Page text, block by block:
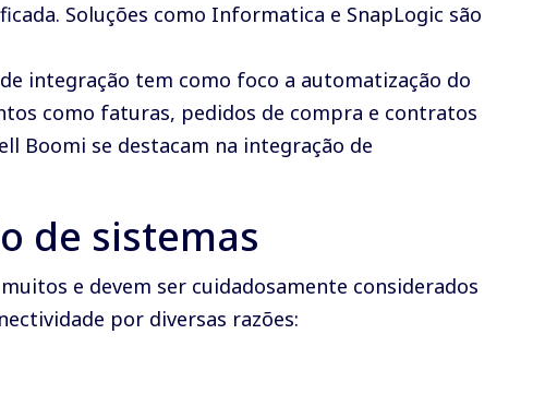
Soluções como Informatica e SnapLogic são
integração tem como foco a automatização do
como faturas, pedidos de compra e contratos
Boomi se destacam na integração de
de sistemas
e devem ser cuidadosamente considerados
por diversas razões: